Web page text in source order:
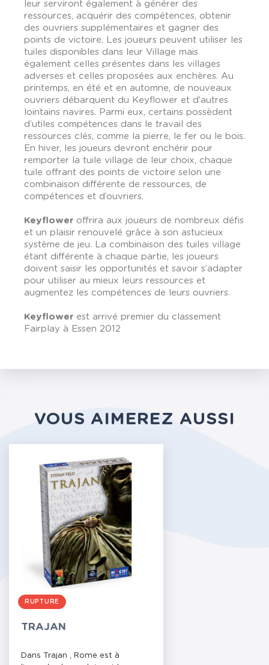
leur serviront également à générer des
ressources, acquérir des compétences, obtenir
des ouvriers supplémentaires et gagner des
points de victoire. Les joueurs peuvent utiliser les
tuiles disponibles dans leur Village mais
également celles présentes dans les villages
adverses et celles proposées aux enchères. Au
printemps, en été et en automne, de nouveaux
ouvriers débarquent du Keyflower et d’autres
lointains navires. Parmi eux, certains possèdent
d’utiles compétences dans le travail des
ressources clés, comme la pierre, le fer ou le bois.
En hiver, les joueurs devront enchérir pour
remporter la tuile village de leur choix, chaque
tuile offrant des points de victoire selon une
combinaison différente de ressources, de
compétences et d’ouvriers.
Keyflower offrira aux joueurs de nombreux défis
et un plaisir renouvelé grâce à son astucieux
système de jeu. La combinaison des tuiles village
étant différente à chaque partie, les joueurs
doivent saisir les opportunités et savoir s’adapter
pour utiliser au mieux leurs ressources et
augmentez les compétences de leurs ouvriers.
Keyflower est arrivé premier du classement
Fairplay à Essen 2012
VOUS AIMEREZ AUSSI
RUPTURE
TRAJAN
Dans Trajan , Rome est à